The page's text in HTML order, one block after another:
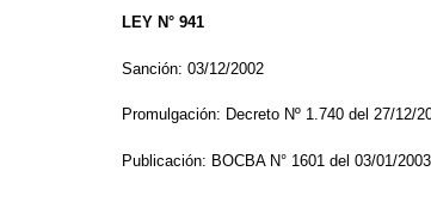
LEY N° 941
Sanción: 03/12/2002
Promulgación: Decreto Nº 1.740 del 27/12/
Publicación: BOCBA N° 1601 del 03/01/2003